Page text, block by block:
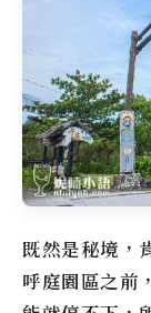
既然是秘境，
呼庭園區之前